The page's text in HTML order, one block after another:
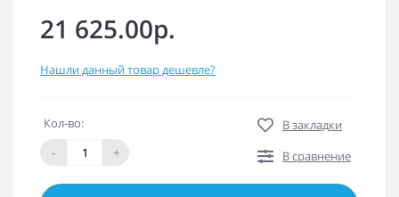
21 625.00р.
Нашли данный товар дешевле?
Кол-во:
-
+
В закладки
В сравнение